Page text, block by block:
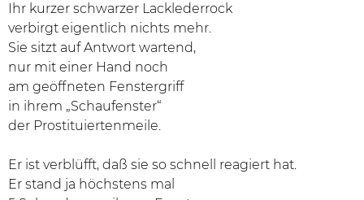
Ihr kurzer schwarzer Lacklederrock
verbirgt eigentlich nichts mehr.
Sie sitzt auf Antwort wartend,
nur mit einer Hand noch
am geöffneten Fenstergriff
in ihrem „Schaufenster“
der Prostituiertenmeile.
Er ist verblüfft, daß sie so schnell reagiert hat.
Er stand ja höchstens mal